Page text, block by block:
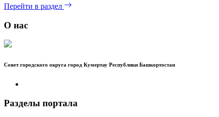
Перейти в раздел
О нас
Совет городского округа город Кумертау Республики Башкортостан
Разделы портала